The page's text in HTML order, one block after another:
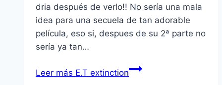
dria después de verlo!! No serí­a una mala
idea para una secuela de tan adorable
pelí­cula, eso si, despues de su 2ª parte no
serí­a ya tan…
Leer más E.T extinction